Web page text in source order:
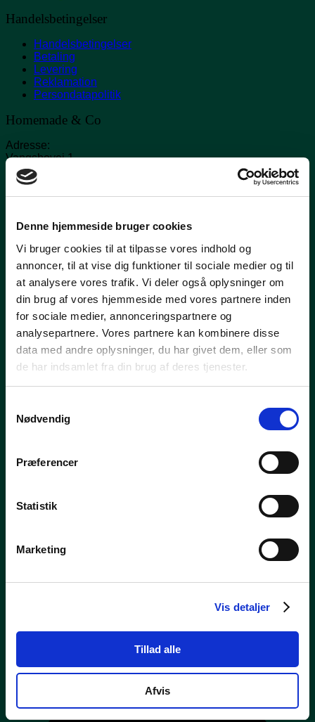
Denne hjemmeside bruger cookies
Vi bruger cookies til at tilpasse vores indhold og
annoncer, til at vise dig funktioner til sociale medier og til
at analysere vores trafik. Vi deler også oplysninger om
din brug af vores hjemmeside med vores partnere inden
for sociale medier, annonceringspartnere og
analysepartnere. Vores partnere kan kombinere disse
data med andre oplysninger, du har givet dem, eller som
de har indsamlet fra din brug af deres tjenester.
Nødvendig
Præferencer
Statistik
Marketing
Vis detaljer
Tillad alle
Afvis
Handelsbetingelser
Handelsbetingelser
Betaling
Levering
Reklamation
Persondatapolitik
Homemade & Co
Adresse:
Vangsbovej 1
8361 Hasselager
Åbningstider:
Lørdag 10:00-14:00
Kontakt
E-mail:Eva@homemadeby.dk
Adresse:
Kolt Kirkevej 169
8361 Hasselager
CVR nummer: 33560214